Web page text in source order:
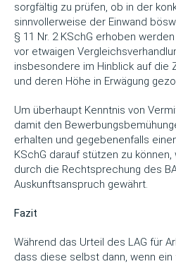
sorgfältig zu prüfen, ob in der
sinnvollerweise der Einwand
§ 11 Nr. 2 KSchG erhoben
vor etwaigen
insbesondere im Hinblick auf die
und deren Höhe in Erwägung
Um überhaupt Kenntnis von
damit den
erhalten und gegebenenfalls
KSchG darauf stützen zu
durch die Rechtsprechung des
Auskunftsanspruch gewährt.
Fazit
Während das Urteil des LAG für
dass diese selbst dann, wenn ein